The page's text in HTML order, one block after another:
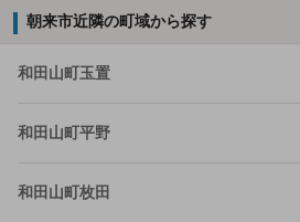
朝来市近隣の町域から探す
和田山町玉置
和田山町平野
和田山町枚田